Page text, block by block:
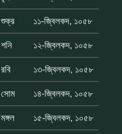
শুক্র ১১-জ্বিলকদ, ১০৫৮
শনি ১২-জ্বিলকদ, ১০৫৮
রবি ১৩-জ্বিলকদ, ১০৫৮
সোম ১৪-জ্বিলকদ, ১০৫৮
মঙ্গল ১৫-জ্বিলকদ, ১০৫৮